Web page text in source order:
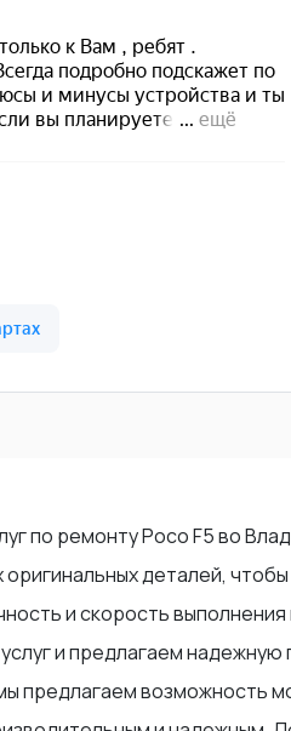
по ремонту Poco F5 во
деталей,
и скорость
и предлагаем
предлагаем возможность